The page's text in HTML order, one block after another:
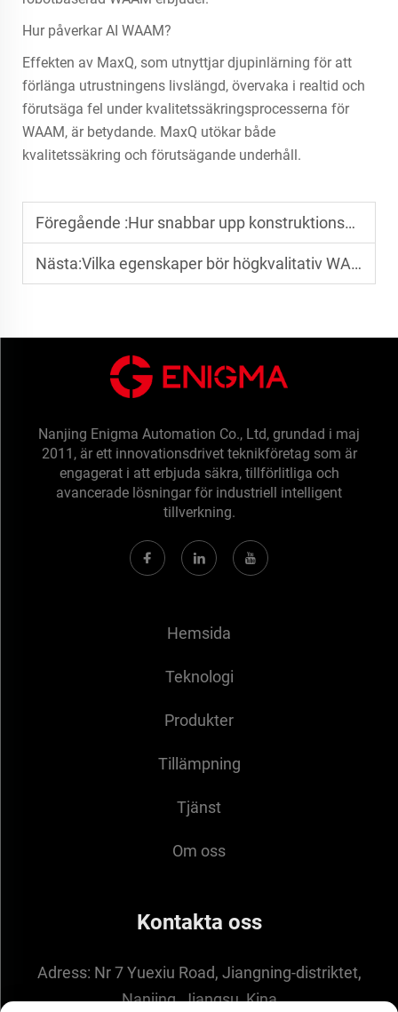
Hur påverkar AI WAAM?
Effekten av MaxQ, som utnyttjar djupinlärning för att
förlänga utrustningens livslängd, övervaka i realtid och
förutsäga fel under kvalitetssäkringsprocesserna för
WAAM, är betydande. MaxQ utökar både
kvalitetssäkring och förutsägande underhåll.
Föregående :Hur snabbar upp konstruktionsprototypning produktvalidering?
Nästa:Vilka egenskaper bör högkvalitativ WAAM-tråd ha?
Nanjing Enigma Automation Co., Ltd, grundad i maj
2011, är ett innovationsdrivet teknikföretag som är
engagerat i att erbjuda säkra, tillförlitliga och
avancerade lösningar för industriell intelligent
tillverkning.
Hemsida
Teknologi
Produkter
Tillämpning
Tjänst
Om oss
Kontakta oss
Adress: Nr 7 Yuexiu Road, Jiangning-distriktet,
Nanjing, Jiangsu, Kina